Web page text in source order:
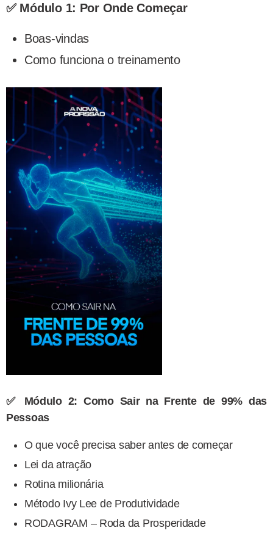
✅ Módulo 1: Por Onde Começar
Boas-vindas
Como funciona o treinamento
✅ Módulo 2: Como Sair na Frente de 99% das
Pessoas
O que você precisa saber antes de começar
Lei da atração
Rotina milionária
Método Ivy Lee de Produtividade
RODAGRAM – Roda da Prosperidade